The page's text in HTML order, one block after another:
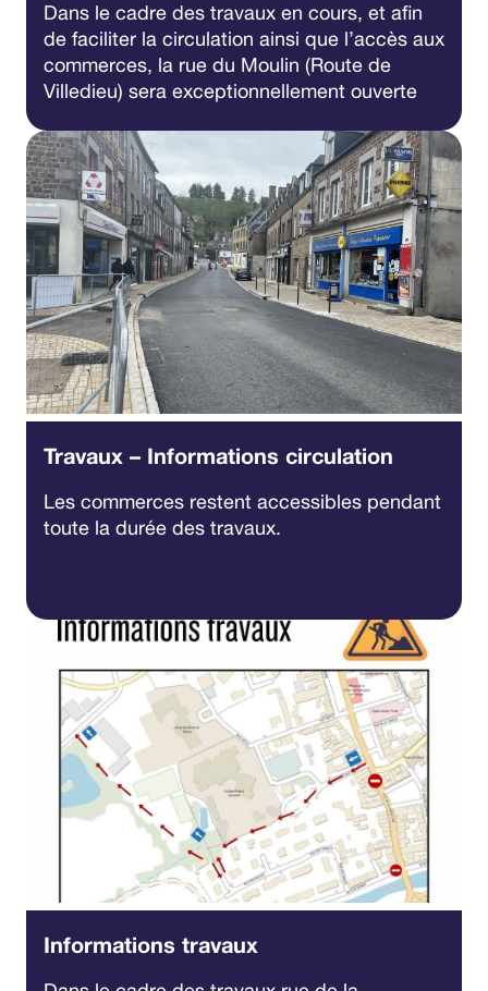
Dans le cadre des travaux en cours, et afin
de faciliter la circulation ainsi que l’accès aux
commerces, la rue du Moulin (Route de
Villedieu) sera exceptionnellement ouverte
Travaux – Informations circulation
Les commerces restent accessibles pendant
toute la durée des travaux.
Informations travaux